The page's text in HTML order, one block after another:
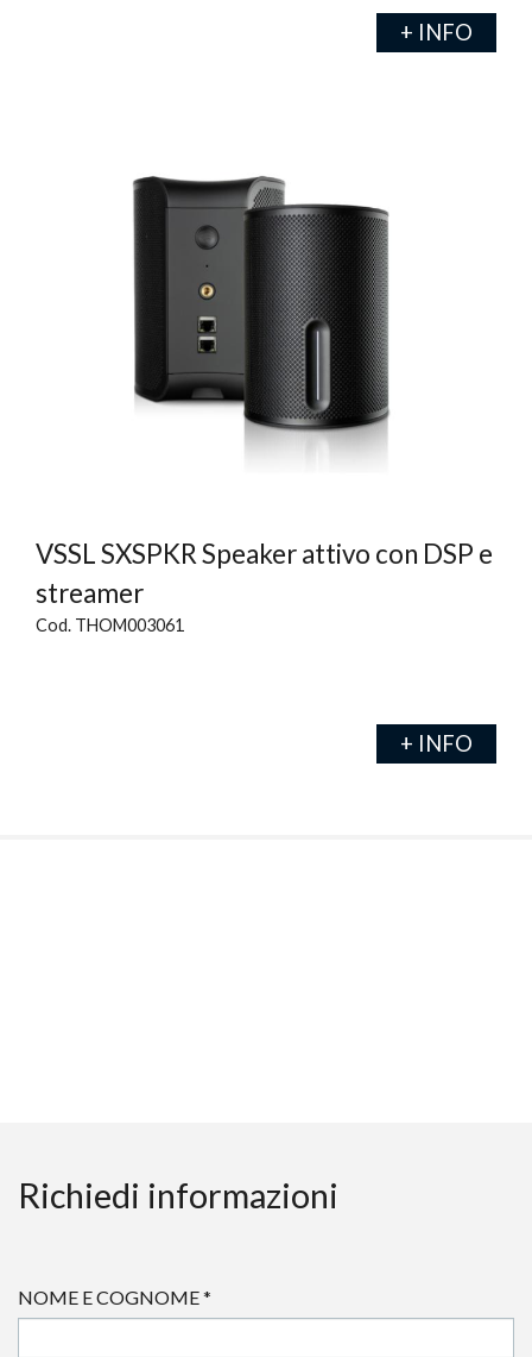
+ INFO
VSSL SXSPKR Speaker attivo con DSP e
streamer
Cod. THOM003061
+ INFO
Richiedi informazioni
NOME E COGNOME*